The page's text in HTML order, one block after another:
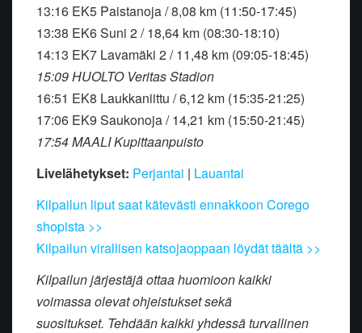
13:16 EK5 Paistanoja / 8,08 km (11:50-17:45)
13:38 EK6 Suni 2 / 18,64 km (08:30-18:10)
14:13 EK7 Lavamäki 2 / 11,48 km (09:05-18:45)
15:09 HUOLTO Veritas Stadion
16:51 EK8 Laukkaniittu / 6,12 km (15:35-21:25)
17:06 EK9 Saukonoja / 14,21 km (15:50-21:45)
17:54 MAALI Kupittaanpuisto
Livelähetykset: Perjantai | Lauantai
Kilpailun liput saat kätevästi ennakkoon Corego
shopista >>
Kilpailun virallisen katsojaoppaan löydät täältä >>
Kilpailun järjestäjä ottaa huomioon kaikki
voimassa olevat ohjeistukset sekä
suositukset. Tehdään kaikki yhdessä turvallinen